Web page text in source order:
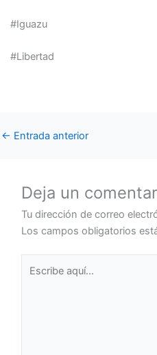
#Iguazu
#Libertad
← Entrada anterior
Deja un
Tu dirección de correo
Los campos obligatorios
aquí...